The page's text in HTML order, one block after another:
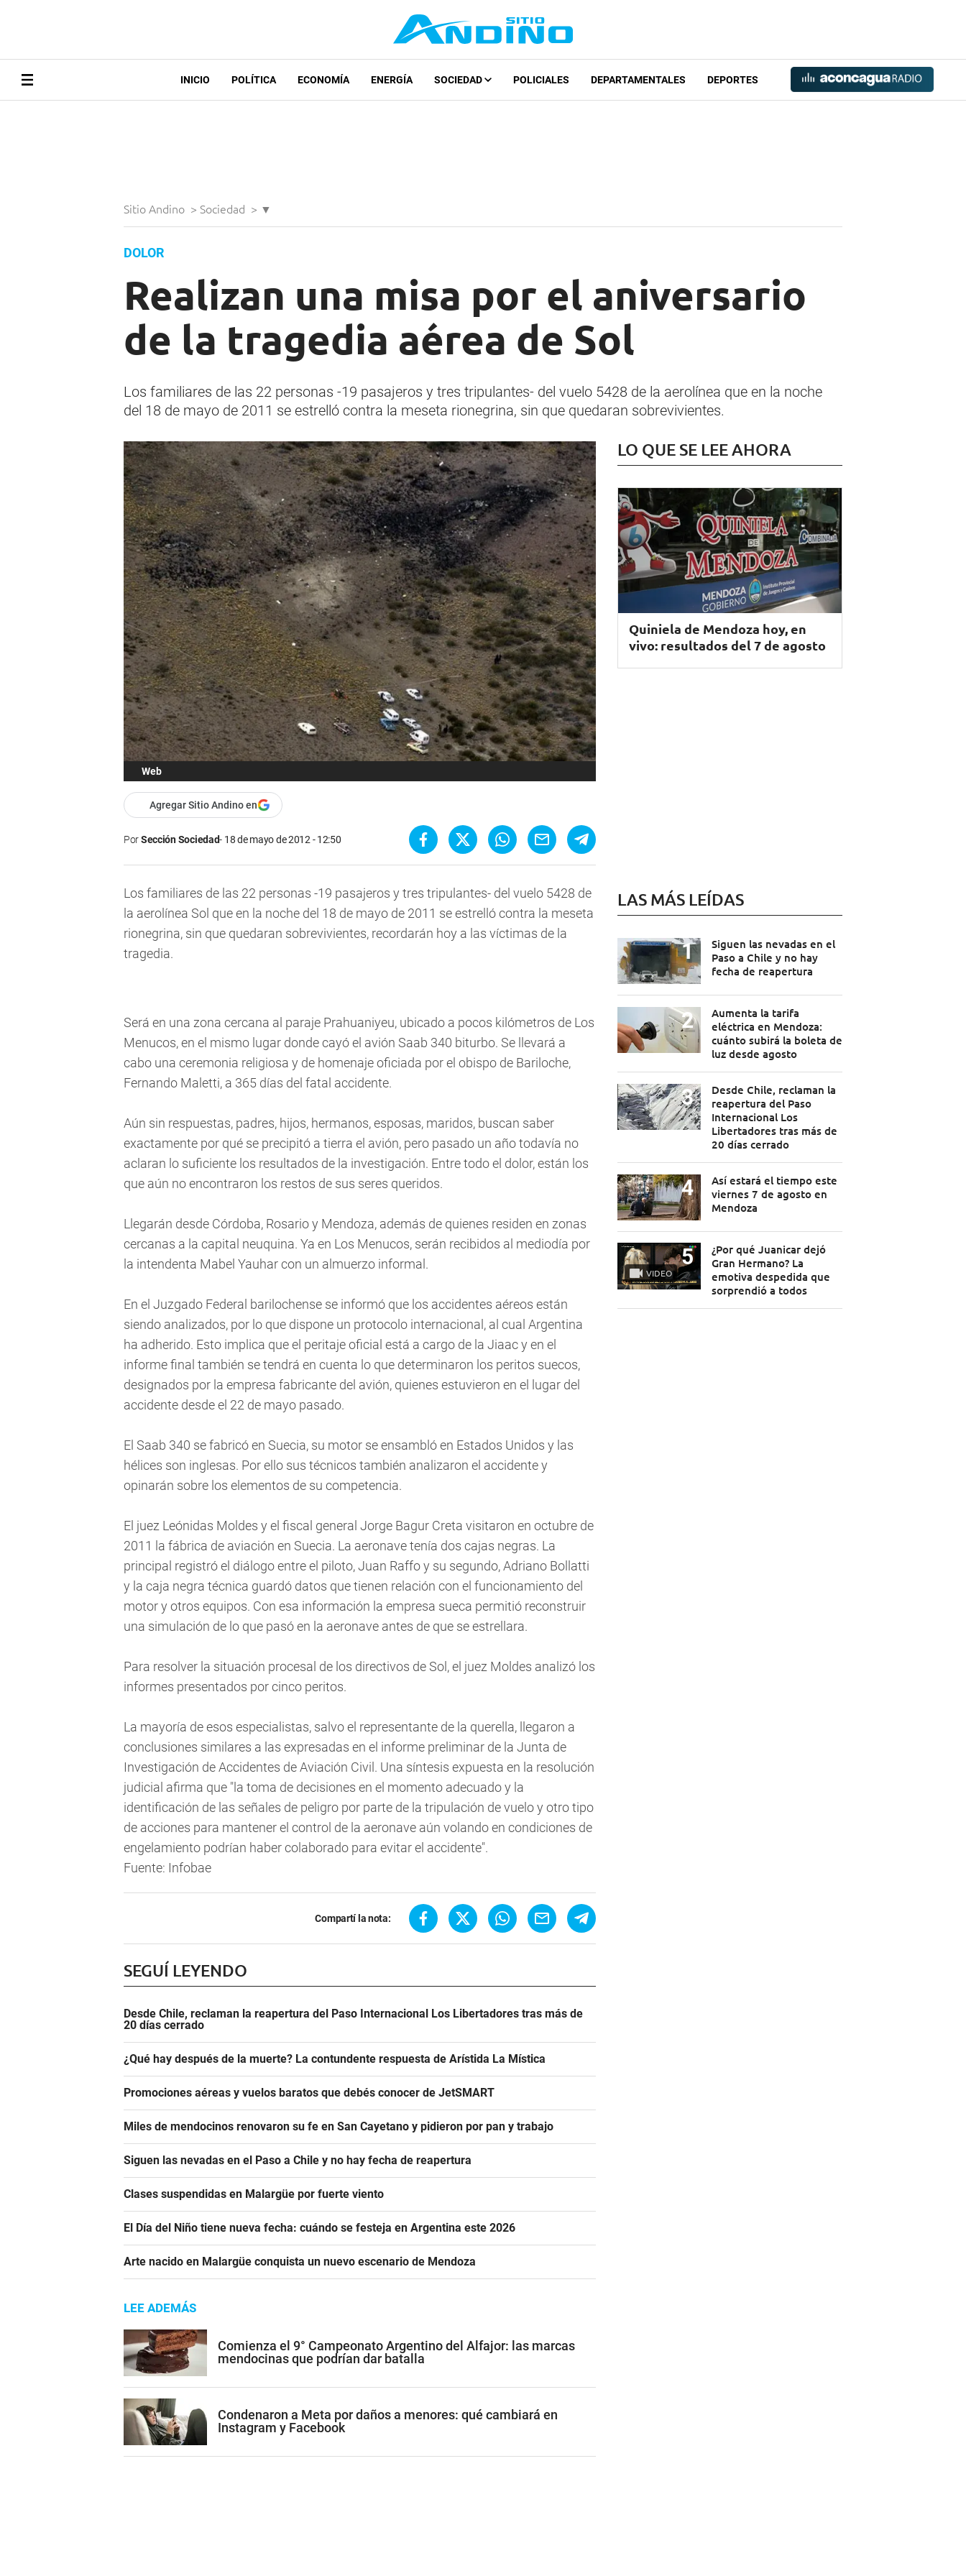
INICIO POLÍTICA ECONOMÍA ENERGÍA SOCIEDAD POLICIALES DEPARTAMENTALES DEPORTES
Sitio Andino > Sociedad > ▼
DOLOR
Realizan una misa por el aniversario
de la tragedia aérea de Sol
Los familiares de las 22 personas -19 pasajeros y tres tripulantes- del vuelo 5428 de la aerolínea que en la noche
del 18 de mayo de 2011 se estrelló contra la meseta rionegrina, sin que quedaran sobrevivientes.
Web
Agregar Sitio Andino en
PorSección Sociedad 18 de mayo de 2012 - 12:50
Los familiares de las 22 personas -19 pasajeros y tres tripulantes- del vuelo 5428 de
la aerolínea Sol que en la noche del 18 de mayo de 2011 se estrelló contra la meseta
rionegrina, sin que quedaran sobrevivientes, recordarán hoy a las víctimas de la
tragedia.
Será en una zona cercana al paraje Prahuaniyeu, ubicado a pocos kilómetros de Los
Menucos, en el mismo lugar donde cayó el avión Saab 340 biturbo. Se llevará a
cabo una ceremonia religiosa y de homenaje oficiada por el obispo de Bariloche,
Fernando Maletti, a 365 días del fatal accidente.
Aún sin respuestas, padres, hijos, hermanos, esposas, maridos, buscan saber
exactamente por qué se precipitó a tierra el avión, pero pasado un año todavía no
aclaran lo suficiente los resultados de la investigación. Entre todo el dolor, están los
que aún no encontraron los restos de sus seres queridos.
Llegarán desde Córdoba, Rosario y Mendoza, además de quienes residen en zonas
cercanas a la capital neuquina. Ya en Los Menucos, serán recibidos al mediodía por
la intendenta Mabel Yauhar con un almuerzo informal.
En el Juzgado Federal barilochense se informó que los accidentes aéreos están
siendo analizados, por lo que dispone un protocolo internacional, al cual Argentina
ha adherido. Esto implica que el peritaje oficial está a cargo de la Jiaac y en el
informe final también se tendrá en cuenta lo que determinaron los peritos suecos,
designados por la empresa fabricante del avión, quienes estuvieron en el lugar del
accidente desde el 22 de mayo pasado.
El Saab 340 se fabricó en Suecia, su motor se ensambló en Estados Unidos y las
hélices son inglesas. Por ello sus técnicos también analizaron el accidente y
opinarán sobre los elementos de su competencia.
El juez Leónidas Moldes y el fiscal general Jorge Bagur Creta visitaron en octubre de
2011 la fábrica de aviación en Suecia. La aeronave tenía dos cajas negras. La
principal registró el diálogo entre el piloto, Juan Raffo y su segundo, Adriano Bollatti
y la caja negra técnica guardó datos que tienen relación con el funcionamiento del
motor y otros equipos. Con esa información la empresa sueca permitió reconstruir
una simulación de lo que pasó en la aeronave antes de que se estrellara.
Para resolver la situación procesal de los directivos de Sol, el juez Moldes analizó los
informes presentados por cinco peritos.
La mayoría de esos especialistas, salvo el representante de la querella, llegaron a
conclusiones similares a las expresadas en el informe preliminar de la Junta de
Investigación de Accidentes de Aviación Civil. Una síntesis expuesta en la resolución
judicial afirma que "la toma de decisiones en el momento adecuado y la
identificación de las señales de peligro por parte de la tripulación de vuelo y otro tipo
de acciones para mantener el control de la aeronave aún volando en condiciones de
engelamiento podrían haber colaborado para evitar el accidente".
Fuente: Infobae
Compartí la nota:
SEGUÍ LEYENDO
Desde Chile, reclaman la reapertura del Paso Internacional Los Libertadores tras más de
20 días cerrado
¿Qué hay después de la muerte? La contundente respuesta de Arístida La Mística
Promociones aéreas y vuelos baratos que debés conocer de JetSMART
Miles de mendocinos renovaron su fe en San Cayetano y pidieron por pan y trabajo
Siguen las nevadas en el Paso a Chile y no hay fecha de reapertura
Clases suspendidas en Malargüe por fuerte viento
El Día del Niño tiene nueva fecha: cuándo se festeja en Argentina este 2026
Arte nacido en Malargüe conquista un nuevo escenario de Mendoza
LEE ADEMÁS
Comienza el 9° Campeonato Argentino del Alfajor: las marcas
mendocinas que podrían dar batalla
Condenaron a Meta por daños a menores: qué cambiará en
Instagram y Facebook
LO QUE SE LEE AHORA
Quiniela de Mendoza hoy, en
vivo: resultados del 7 de agosto
LAS MÁS LEÍDAS
Siguen las nevadas en el
Paso a Chile y no hay
fecha de reapertura
Aumenta la tarifa
eléctrica en Mendoza:
cuánto subirá la boleta de
luz desde agosto
Desde Chile, reclaman la
reapertura del Paso
Internacional Los
Libertadores tras más de
20 días cerrado
Así estará el tiempo este
viernes 7 de agosto en
Mendoza
VIDEO
¿Por qué Juanicar dejó
Gran Hermano? La
emotiva despedida que
sorprendió a todos